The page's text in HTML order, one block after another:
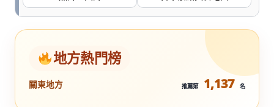
地方熱門榜
關東地方 推薦第 1,137 名